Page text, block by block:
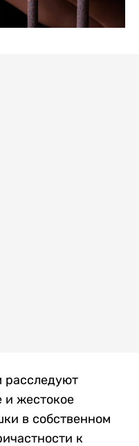
расследуют
и жестокое
в собственном
к